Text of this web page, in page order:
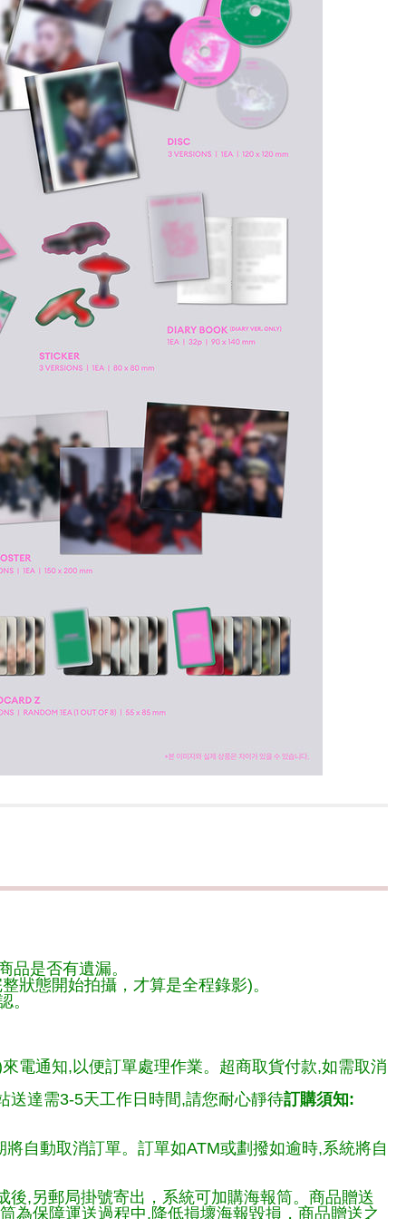
品是否有遺漏。
狀態開始拍攝，才算是全程錄影)。
。
電通知,以便訂單處理作業。超商取貨付款,如需取消
送達需3-5天工作日時間,請您耐心靜待訂購須知:
自動取消訂單。訂單如ATM或劃撥如逾時,系統將自
,另郵局掛號寄出，系統可加購海報筒。商品贈送
為保障運送過程中.降低損壞海報毀損，商品贈送之